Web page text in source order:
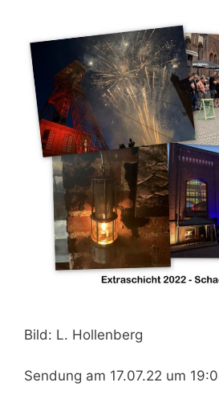
Bild: L. Hollenberg
Sendung am 17.07.22 um